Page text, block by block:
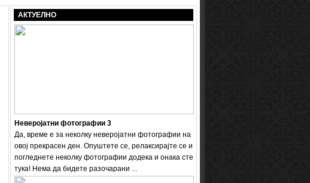
АКТУЕЛНО
Неверојатни фотографии 3
Да, време е за неколку неверојатни фотографии на
овој прекрасен ден. Опуштете се, релаксирајте се и
погледнете неколку фотографии додека и онака сте
тука! Нема да бидете разочарани ...